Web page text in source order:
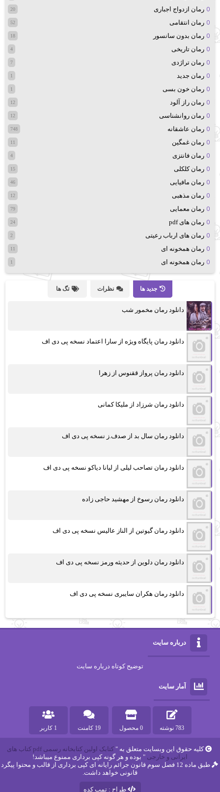
رمان ازدواج اجباری 20
رمان انتقامی 52
رمان بدون سانسور 18
رمان تاریخی 4
رمان تراژدی 7
رمان جدید 1
رمان خون بسی 1
رمان راز آلود 12
رمان روانشناسی 12
رمان عاشقانه 748
رمان غمگین 11
رمان فانتزی 4
رمان کلکلی 15
رمان مافیایی 46
رمان مذهبی 12
رمان معمایی 79
رمان های pdf 24
رمان های ارباب رعیتی 2
رمان همخونه ای 11
رمان همخونه ای 1
جدید ها نظرات تگ ها
دانلود رمان مخمور شب
دانلود رمان پایگاه ویژه از سارا اعتماد نسخه پی دی اف
دانلود رمان پرواز ققنوس از زهرا
دانلود رمان شرزاد از ملیکا کمانی
دانلود رمان سال بد از صدف.ز نسخه پی دی اف
دانلود رمان تصاحب لیلی از لیانا دیاکو نسخه پی دی اف
دانلود رمان رسوخ از مهشید حاجی زاده
دانلود رمان گیوتین از الناز عالیس نسخه پی دی اف
دانلود رمان دلوین از حدیثه ورمز نسخه پی دی اف
دانلود رمان هکران سایبری نسخه پی دی اف
درباره سایت
توضیح کوتاه درباره سایت
آمار سایت
783 نوشته 0 محصول 19 کامنت 1 کاربر
کلیه حقوق این وبسایت متعلق به "
کتابک اولین کتابخانه رسمی pdf کتاب های
ایرانی و خارجی " بوده و هر گونه کپی برداری ممنوع میباشد!
طبق ماده 12 فصل سوم قانون جرائم رایانه ای کپی برداری از قالب و محتوا پیگرد
قانونی خواهد داشت.
طراح : تمپ کده